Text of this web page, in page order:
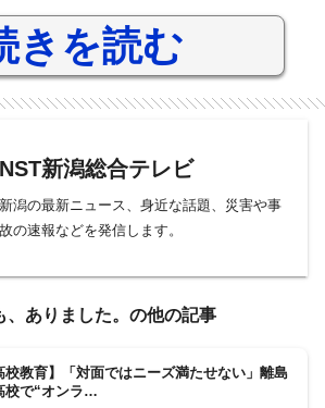
きを読む
NST新潟総合テレビ
新潟の最新ニュース、身近な話題、災害や事
故の速報などを発信します。
、ありました。の他の記事
校教育】「対面ではニーズ満たせない」離島
校で“オンラ…